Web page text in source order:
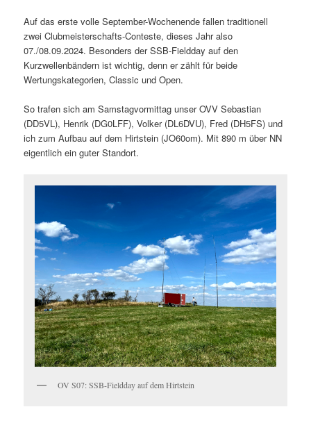
Auf das erste volle September-Wochenende fallen traditionell
zwei Clubmeisterschafts-Conteste, dieses Jahr also
07./08.09.2024. Besonders der SSB-Fieldday auf den
Kurzwellenbändern ist wichtig, denn er zählt für beide
Wertungskategorien, Classic und Open.
So trafen sich am Samstagvormittag unser OVV Sebastian
(DD5VL), Henrik (DG0LFF), Volker (DL6DVU), Fred (DH5FS) und
ich zum Aufbau auf dem Hirtstein (JO60om). Mit 890 m über NN
eigentlich ein guter Standort.
OV S07: SSB-Fieldday auf dem Hirtstein